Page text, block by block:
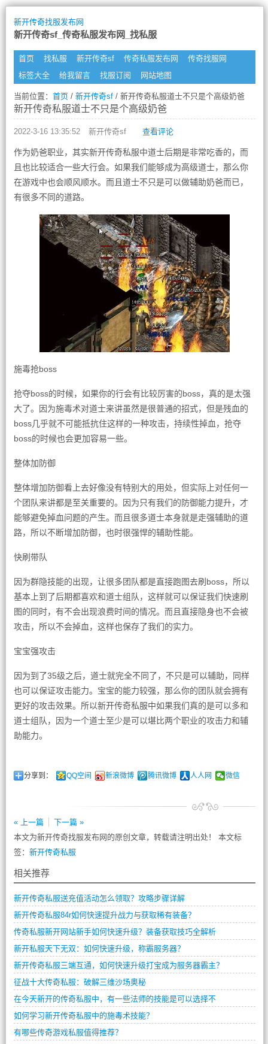
新开传奇找服发布网
新开传奇sf_传奇私服发布网_找私服
首页 找私服 新开传奇sf 传奇私服发布网
传奇找服网
标签大全
给我留言 找服订阅 网站地图
当前位置： 首页/ 新开传奇sf/ 新开传奇私服道士不只是个高级奶爸
新开传奇私服道士不只是个高级奶爸
2022-3-16 13:35:52 新开传奇sf 查看评论
作为奶爸职业，其实新开传奇私服中道士后期是非常吃香的，而
且也比较适合一些大行会。如果我们能够成为高级道士，那么你
在游戏中也会顺风顺水。而且道士不只是可以做辅助奶爸而已，
有很多不同的道路。
施毒抢boss
抢夺boss的时候，如果你的行会有比较厉害的boss，真的是太强
大了。因为施毒术对道士来讲虽然是很普通的招式，但是残血的
boss几乎就不可能抵抗住这样的一种攻击，持续性掉血，抢夺
boss的时候也会更加容易一些。
整体加防御
整体增加防御看上去好像没有特别大的用处，但实际上对任何一
个团队来讲都是至关重要的。因为只有我们的防御能力提升，才
能够避免掉血问题的产生。而且很多道士本身就是走强辅助的道
路，所以不断增加防御，也时很强悍的辅助性能。
快刷带队
因为群隐技能的出现，让很多团队都是直接跑图去刷boss，所以
基本上到了后期都喜欢和道士组队，这样就可以保证我们快速刷
图的同时，有不会出现浪费时间的情况。而且直接隐身也不会被
攻击，所以不会掉血，这样也保存了我们的实力。
宝宝强攻击
因为到了35级之后，道士就完全不同了，不只是可以辅助，同样
也可以保证攻击能力。宝宝的能力较强，那么你的团队就会拥有
更好的攻击效果。所以新开传奇私服中如果我们真的是可以多和
道士组队，因为一个道士至少是可以堪比两个职业的攻击力和辅
助能力。
分享到： QQ空间 新浪微博 腾讯微博 人人网 微信
« 上一篇
下一篇 »
本文为新开传奇找服发布网的原创文章，转载请注明出处！ 本文标
签： 新开传奇私服
相关推荐
新开传奇私服送充值活动怎么领取？攻略步骤详解
新开传奇私服84r如何快速提升战力与获取稀有装备？
传奇私服新开网站新手如何快速升级？装备获取技巧全解析
新开私服天下无双：如何快速升级，称霸服务器？
新开传奇私服三端互通，如何快速升级打宝成为服务器霸主？
征战十大传奇私服：破解三维沙场奥秘
在今天新开的传奇私服中，有一些法师的技能是可以选择不
如何学习新开传奇私服中的施毒术技能？
有哪些传奇游戏私服值得推荐？